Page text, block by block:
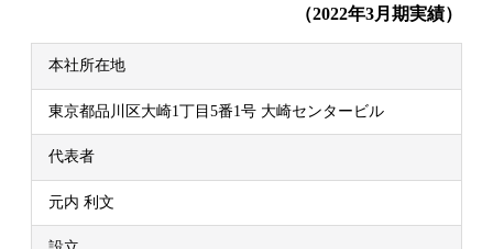
（2022年3月期実績）
本社所在地
東京都品川区大崎1丁目5番1号 大崎センタービル
代表者
元内 利文